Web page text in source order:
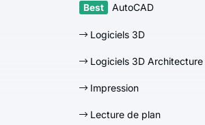
AutoCAD
Logiciels 3D
Logiciels 3D Architecture
Impression
Lecture de plan